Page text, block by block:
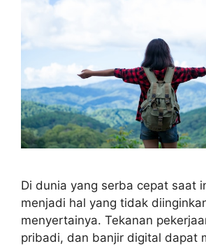
Di dunia yang serba cepat saat
menjadi hal yang tidak
menyertainya. Tekanan
pribadi, dan banjir digital dapat